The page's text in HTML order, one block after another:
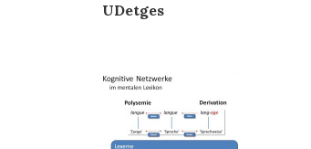
UDetges